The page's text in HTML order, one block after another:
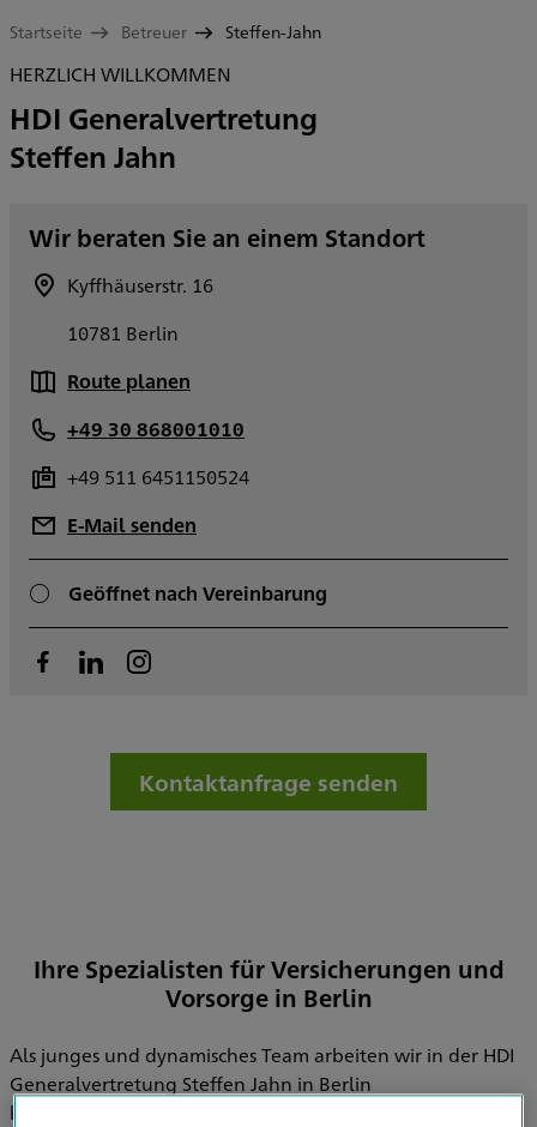
Startseite Betreuer Steffen-Jahn
HERZLICH WILLKOMMEN
HDI Generalvertretung
Steffen Jahn
Wir beraten Sie an einem Standort
Kyffhäuserstr. 16
10781 Berlin
Route planen
+49 30 868001010
+49 511 6451150524
E-Mail senden
Geöffnet nach Vereinbarung
Kontaktanfrage senden
Ihre Spezialisten für Versicherungen und
Vorsorge in Berlin
Als junges und dynamisches Team arbeiten wir in der HDI
Generalvertretung Steffen Jahn in Berlin
kundenorientiert zusammen, um Ihnen bedarfsorientierte